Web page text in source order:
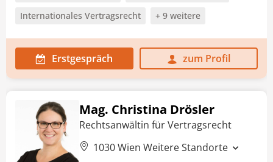
Internationales Vertragsrecht
+ 9 weitere
Erstgespräch zum Profil
Mag. Christina Drösler
Rechtsanwältin für Vertragsrecht
1030 Wien Weitere Standorte